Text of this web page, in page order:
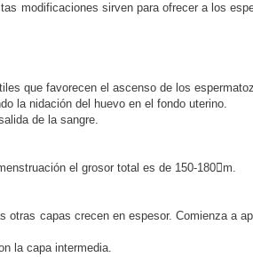
modificaciones sirven para ofrecer a los
que favorecen el ascenso de los
la nidación del huevo en el fondo uterino.
de la sangre.
el grosor total es de 150-180m.
capas crecen en espesor. Comienza a
la capa intermedia.